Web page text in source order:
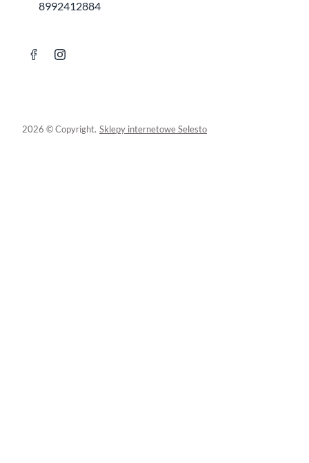
8992412884
2026 © Copyright. Sklepy internetowe Selesto